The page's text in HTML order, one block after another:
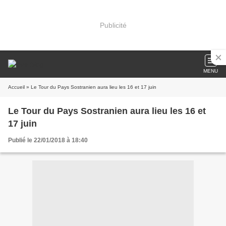
Publicité
MENU
Accueil » Le Tour du Pays Sostranien aura lieu les 16 et 17 juin
Le Tour du Pays Sostranien aura lieu les 16 et
17 juin
Publié le 22/01/2018 à 18:40